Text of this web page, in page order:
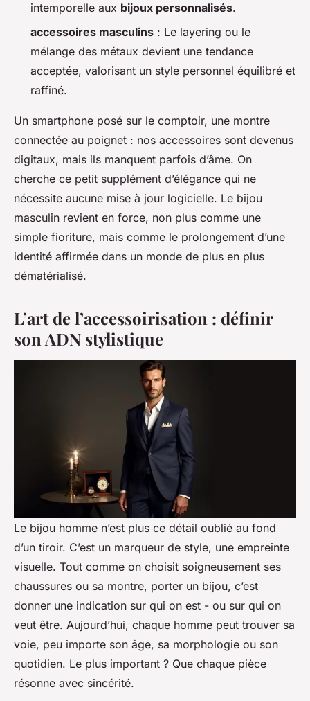
intemporelle aux bijoux personnalisés.
accessoires masculins : Le layering ou le
mélange des métaux devient une tendance
acceptée, valorisant un style personnel équilibré et
raffiné.
Un smartphone posé sur le comptoir, une montre
connectée au poignet : nos accessoires sont devenus
digitaux, mais ils manquent parfois d’âme. On
cherche ce petit supplément d’élégance qui ne
nécessite aucune mise à jour logicielle. Le bijou
masculin revient en force, non plus comme une
simple fioriture, mais comme le prolongement d’une
identité affirmée dans un monde de plus en plus
dématérialisé.
L’art de l’accessoirisation : définir
son ADN stylistique
Le bijou homme n’est plus ce détail oublié au fond
d’un tiroir. C’est un marqueur de style, une empreinte
visuelle. Tout comme on choisit soigneusement ses
chaussures ou sa montre, porter un bijou, c’est
donner une indication sur qui on est - ou sur qui on
veut être. Aujourd’hui, chaque homme peut trouver sa
voie, peu importe son âge, sa morphologie ou son
quotidien. Le plus important ? Que chaque pièce
résonne avec sincérité.